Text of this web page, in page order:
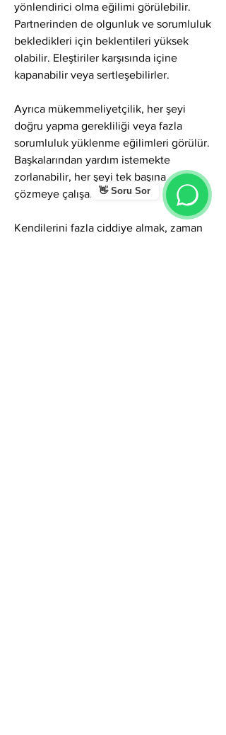
👋 Soru Sor
yönlendirici olma eğilimi görülebilir.
Partnerinden de olgunluk ve sorumluluk
bekledikleri için beklentileri yüksek
olabilir. Eleştiriler karşısında içine
kapanabilir veya sertleşebilirler.
Ayrıca mükemmeliyetçilik, her şeyi
doğru yapma gerekliliği veya fazla
sorumluluk yüklenme eğilimleri görülür.
Başkalarından yardım istemekte
zorlanabilir, her şeyi tek başına
çözmeye çalışabilirler.
Kendilerini fazla ciddiye almak, zaman